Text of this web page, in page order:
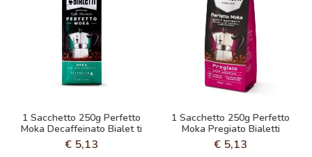
1 Sacchetto 250g Perfetto
Moka Decaffeinato Bialet ti
€ 5,13
1 Sacchetto 250g Perfetto
Moka Pregiato Bialetti
€ 5,13